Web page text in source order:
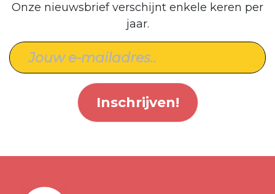
Onze nieuwsbrief verschijnt enkele keren per
jaar.
Inschrijven!